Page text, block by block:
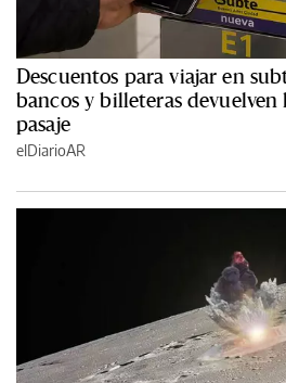
Descuentos para viajar en
bancos y billeteras devuelven
pasaje
elDiarioAR